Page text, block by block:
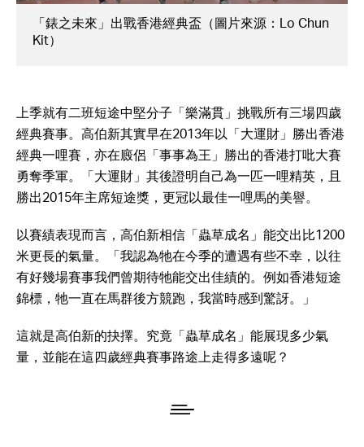
「錶之未來」出戰香港經典盃（圖片來源：Lo Chun
Kit）
上季就有二班短途中堅分子「樂滿貫」挑戰所有三場四歲
經典賽事。高伯新其實早在2013年以「大運財」勝出香港
經典一哩賽，亦在廄侶「事事為王」勝出的香港打吡大賽
勇奪季軍。「大運財」其後證明自己為一匹一哩精英，且
勝出2015年主席短途獎，更冠以最佳一哩馬的美譽。
以賽績表現而言，高伯新相信「蟲草成名」能交出比1200
米更長的氣量。「我認為牠在今季的遭遇有些不幸，以往
有好幾場賽事我們曾期待牠能交出佳績的。例如香港短途
錦標，牠一直在馬群後方競跑，我當時感到驚訝。」
這就是高伯新的抉擇。究竟「蟲草成名」能展現多少氣
量，並能在這四歲經典賽事路途上走得多遠呢？